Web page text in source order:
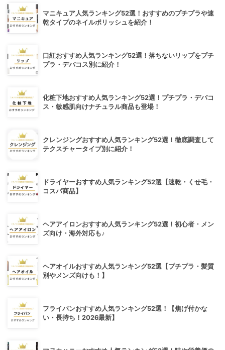
マニキュア人気ランキング52選！おすすめのプチプラや速
乾タイプのネイルポリッシュを紹介！
口紅おすすめ人気ランキング52選！落ちないリップをプチ
プラ・デパコス別に紹介！
化粧下地おすすめ人気ランキング52選！プチプラ・デパコ
ス・敏感肌向けナチュラル商品も登場！
クレンジングおすすめ人気ランキング52選！徹底調査して
テクスチャータイプ別に紹介！
ドライヤーおすすめ人気ランキング52選【速乾・くせ毛・
コスパ商品】
ヘアアイロンおすすめ人気ランキング52選！初心者・メン
ズ向け・海外対応も♪
ヘアオイルおすすめ人気ランキング52選【プチプラ・髪質
別やメンズ向けも！】
フライパンおすすめ人気ランキング52選！【焦げ付かな
い・長持ち！2026最新】